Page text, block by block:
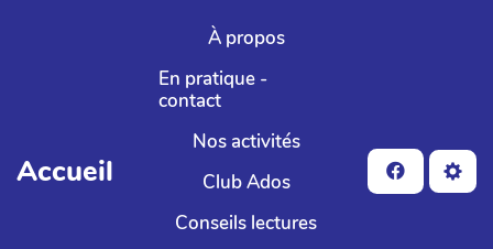
Aller au contenu principal
Accueil
À propos
En pratique -
contact
Nos activités
Club Ados
Conseils lectures